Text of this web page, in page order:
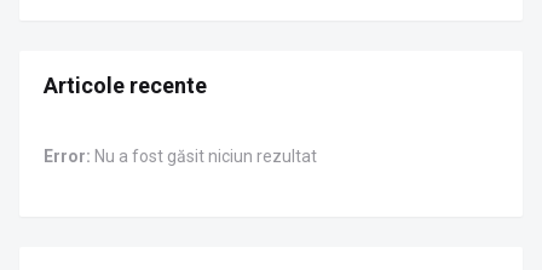
Articole recente
Error: Nu a fost găsit niciun rezultat